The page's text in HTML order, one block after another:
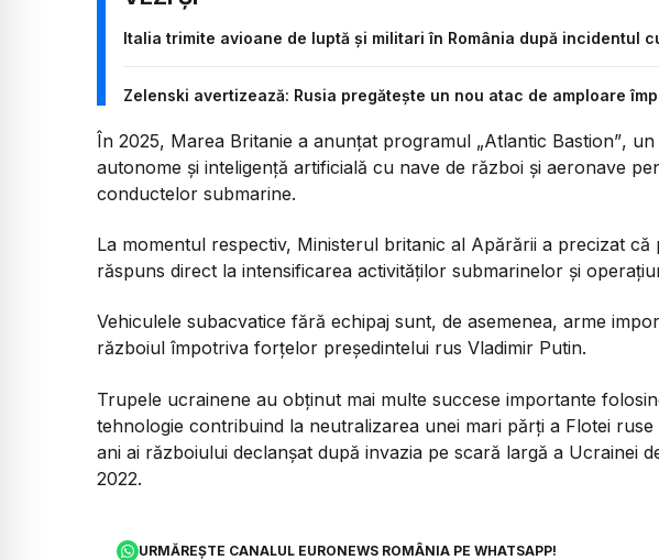
Italia trimite avioane de luptă și militari în România după incidentul
Zelenski avertizează: Rusia pregătește un nou atac de amploare
În 2025, Marea Britanie a anunțat programul „Atlantic Bastion”, un
autonome și inteligență artificială cu nave de război și aeronave
conductelor submarine.
La momentul respectiv, Ministerul britanic al Apărării a precizat
răspuns direct la intensificarea activităților submarinelor și
Vehiculele subacvatice fără echipaj sunt, de asemenea, arme
războiul împotriva forțelor președintelui rus Vladimir Putin.
Trupele ucrainene au obținut mai multe succese importante
tehnologie contribuind la neutralizarea unei mari părți a Flotei
ani ai războiului declanșat după invazia pe scară largă a Ucrainei
2022.
URMĂREȘTE CANALUL EURONEWS ROMÂNIA PE WHATSAPP!